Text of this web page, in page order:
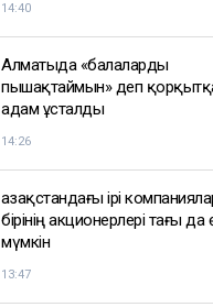
14:40
Алматыда «балаларды
пышақтаймын» деп
адам ұсталды
14:26
Қазақстандағы ірі
бірінің акционерлері тағы да
мүмкін
13:47